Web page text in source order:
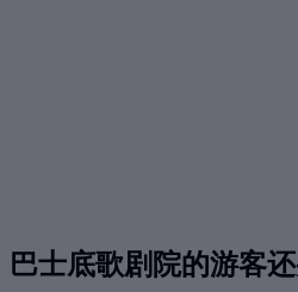
巴士底歌剧院的游客